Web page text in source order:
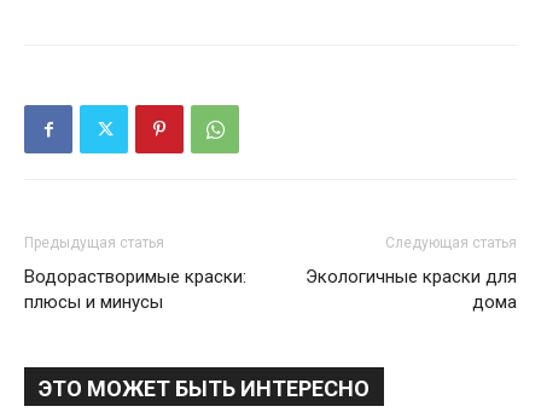
Предыдущая статья
Водорастворимые краски:
плюсы и минусы
Следующая статья
Экологичные краски для
дома
ЭТО МОЖЕТ БЫТЬ ИНТЕРЕСНО